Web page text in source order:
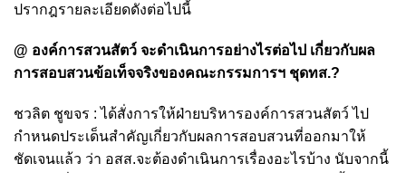
ปรากฎรายละเอียดดังต่อไปนี้
@ องค์การสวนสัตว์ จะดำเนินการอย่างไรต่อไป เกี่ยวกับผล
การสอบสวนข้อเท็จจริงของคณะกรรมการฯ ชุดทส.?
ชวลิต ชูขจร : ได้สั่งการให้ฝ่ายบริหารองค์การสวนสัตว์ ไป
กำหนดประเด็นสำคัญเกี่ยวกับผลการสอบสวนที่ออกมาให้
ชัดเจนแล้ว ว่า อสส.จะต้องดำเนินการเรื่องอะไรบ้าง นับจากนี้